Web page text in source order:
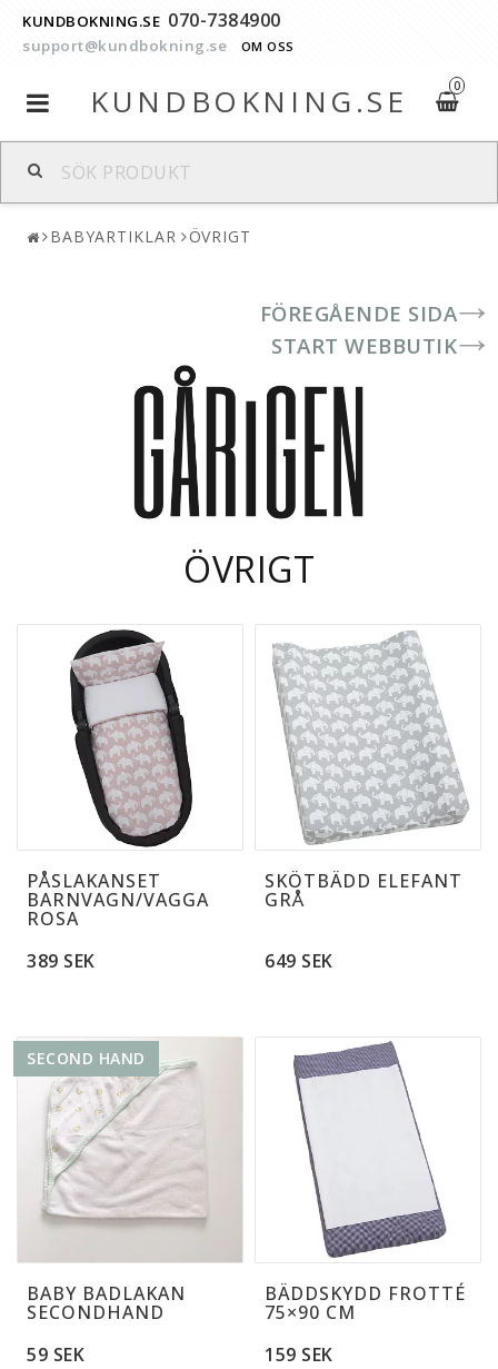
KUNDBOKNING.SE 070-7384900
support@kundbokning.se OM OSS
KUNDBOKNING.SE 0
Toggle
navigation
BABYARTIKLAR ÖVRIGT
FÖREGÅENDE SIDA
START WEBBUTIK
ÖVRIGT
PÅSLAKANSET
BARNVAGN/VAGGA
ROSA
389 SEK
SKÖTBÄDD ELEFANT
GRÅ
649 SEK
BABY BADLAKAN
SECONDHAND
59 SEK
BÄDDSKYDD FROTTÉ
75×90 CM
159 SEK